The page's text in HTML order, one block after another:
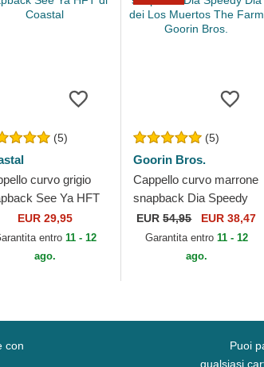
(5)
curvo grigio
See Ya HFT
EUR 29,95
entro 11 - 12
ago.
(5)
Goorin Bros.
Cappello curvo marrone
snapback Dia Speedy
Dia dei Los Muertos
The Farm Goorin Bros.
EUR54,95 EUR 38,47
Garantita entro 11 - 12
ago.
con
Puoi
qualsiasi